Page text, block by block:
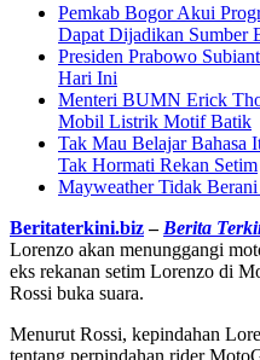
Pemkab Bogor Akui
Dapat Dijadikan Sumber
Presiden Prabowo
Hari Ini
Menteri BUMN Erick
Mobil Listrik Motif Batik
Tak Mau Belajar Bahasa
Tak Hormati Rekan Setim
Mayweather Tidak
Beritaterkini.biz– Berita
Lorenzo akan menunggangi
eks rekanan setim Lorenzo di
Rossi buka suara.
Menurut Rossi, kepindahan
tentang perpindahan rider